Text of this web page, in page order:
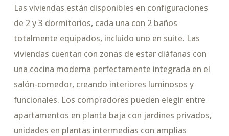
Las viviendas están disponibles en configuraciones
de 2 y 3 dormitorios, cada una con 2 baños
totalmente equipados, incluido uno en suite. Las
viviendas cuentan con zonas de estar diáfanas con
una cocina moderna perfectamente integrada en el
salón-comedor, creando interiores luminosos y
funcionales. Los compradores pueden elegir entre
apartamentos en planta baja con jardines privados,
unidades en plantas intermedias con amplias